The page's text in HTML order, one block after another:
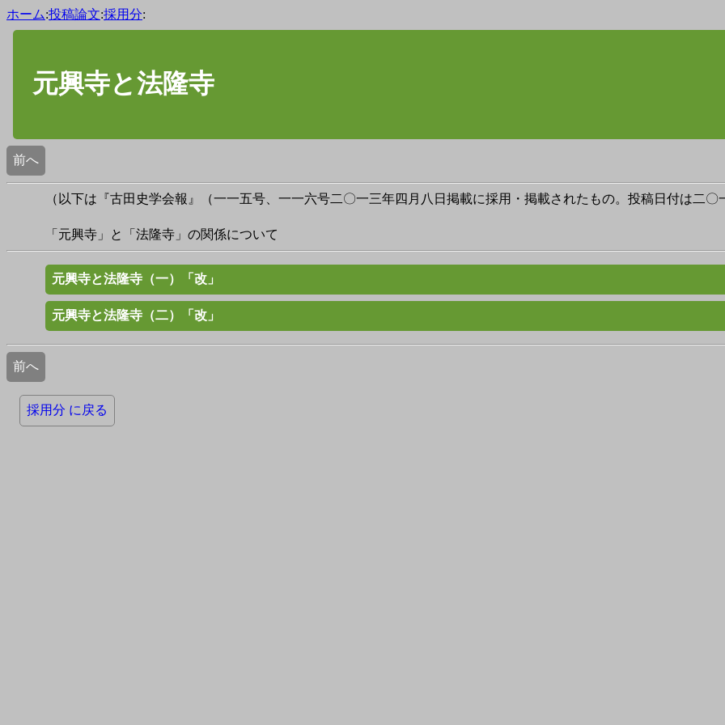
ホーム:投稿論文:採用分:
元興寺と法隆寺
前へ
（以下は『古田史学会報』（一一五号、一一六号二〇一三年四月八日掲載に採用・掲載されたもの。投稿日付は二〇
「元興寺」と「法隆寺」の関係について
元興寺と法隆寺（一）「改」
元興寺と法隆寺（二）「改」
前へ
採用分 に戻る